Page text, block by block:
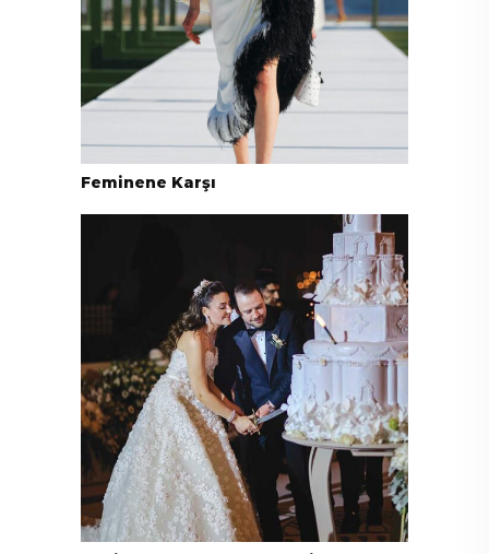
Feminene Karşı